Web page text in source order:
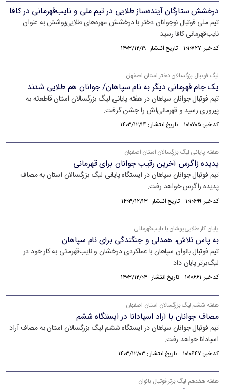
درخشش ستارگان آینده‌ساز طلایی در تیم ملی و نایب‌قهرمانی در کافا
تیم ملی فوتبال نوجوانان دختر با درخشش مهره‌های طلایی‌پوشش به عنوان
نایب‌قهرمانی کافا رسید.
کد خبر: ۱۰۱۰۷۲۷ تاریخ انتشار : ۱۴۰۳/۱۲/۱۹
لیگ فوتبال بزرگسالان دختر استان اصفهان
یک جام قهرمانی دیگر به نام سپاهان/ جوانان هم طلایی شدند
تیم فوتبال جوانان سپاهان در هفته پایانی لیگ بزرگسالان استان قاطعانه به
پیروزی رسید و قهرمانی‌اش را جشن گرفت.
کد خبر: ۱۰۱۰۷۰۵ تاریخ انتشار : ۱۴۰۳/۱۲/۱۴
هفته پایانی لیگ بزرگسالان استان اصفهان
پدیده زاگرس آخرین رقیب جوانان برای قهرمانی
تیم فوتبال جوانان سپاهان در ایستگاه پایانی لیگ بزرگسالان استان به مصاف
پدیده زاگرس خواهد رفت.
کد خبر: ۱۰۱۰۶۹۹ تاریخ انتشار : ۱۴۰۳/۱۲/۱۳
پایان کار طلایی‌پوشان با نایب‌قهرمانی
به پاس تلاش، همدلی و جنگندگی برای نام سپاهان
تیم فوتبال بانوان سپاهان با عملکردی درخشان و نایب‌قهرمانی به کار خود در
لیگ‌برتر پایان داد.
کد خبر: ۱۰۱۰۶۶۱ تاریخ انتشار : ۱۴۰۳/۱۲/۰۴
هفته ششم لیگ بزرگسالان استان اصفهان
مصاف جوانان با آراد اسپادانا در ایستگاه ششم
تیم فوتبال جوانان سپاهان در ایستگاه ششم لیگ بزرگسالان استان به مصاف آراد
اسپادانا خواهد رفت.
کد خبر: ۱۰۱۰۶۴۷ تاریخ انتشار : ۱۴۰۳/۱۲/۰۳
هفته هفدهم لیگ‌ برتر فوتبال بانوان